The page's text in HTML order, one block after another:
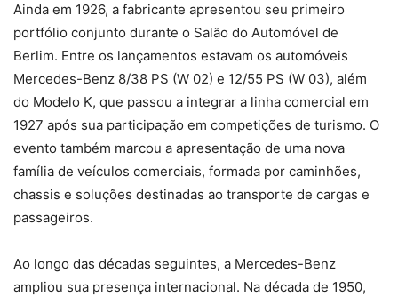
Ainda em 1926, a fabricante apresentou seu primeiro
portfólio conjunto durante o Salão do Automóvel de
Berlim. Entre os lançamentos estavam os automóveis
Mercedes-Benz 8/38 PS (W 02) e 12/55 PS (W 03), além
do Modelo K, que passou a integrar a linha comercial em
1927 após sua participação em competições de turismo. O
evento também marcou a apresentação de uma nova
família de veículos comerciais, formada por caminhões,
chassis e soluções destinadas ao transporte de cargas e
passageiros.
Ao longo das décadas seguintes, a Mercedes-Benz
ampliou sua presença internacional. Na década de 1950,